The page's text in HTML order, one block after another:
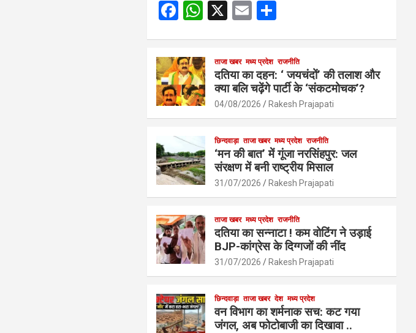
F
b
o
o
W
s
A
p
X
E
e
ताजा खबर मध्य प्रदेश राजनीति
दतिया का दहन: ‘ जयचंदों’ की तलाश और
क्या बलि चढ़ेंगे पार्टी के ‘संकटमोचक’?
04/08/2026 Rakesh Prajapati
छिन्दवाड़ा ताजा खबर मध्य प्रदेश राजनीति
‘मन की बात’ में गूंजा नरसिंहपुर: जल
संरक्षण में बनी राष्ट्रीय मिसाल
31/07/2026 Rakesh Prajapati
ताजा खबर मध्य प्रदेश राजनीति
दतिया का सन्नाटा ! कम वोटिंग ने उड़ाई
BJP-कांग्रेस के दिग्गजों की नींद
31/07/2026 Rakesh Prajapati
छिन्दवाड़ा ताजा खबर देश मध्य प्रदेश
वन विभाग का शर्मनाक सच: कट गया
जंगल, अब फोटोबाजी का दिखावा ..